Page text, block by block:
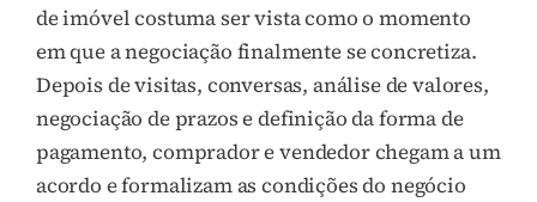
de imóvel costuma ser vista como o momento
em que a negociação finalmente se concretiza.
Depois de visitas, conversas, análise de valores,
negociação de prazos e definição da forma de
pagamento, comprador e vendedor chegam a um
acordo e formalizam as condições do negócio